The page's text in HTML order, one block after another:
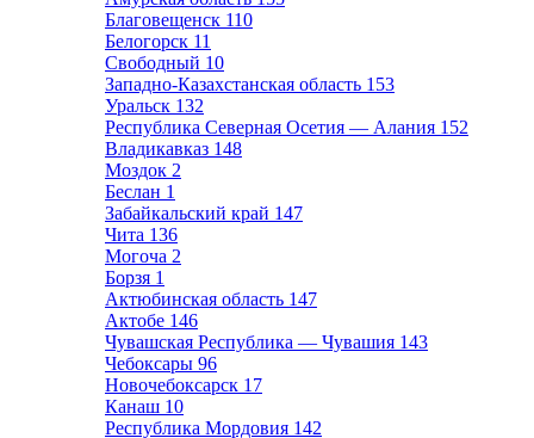
Благовещенск 110
Белогорск 11
Свободный 10
Западно-Казахстанская область 153
Уральск 132
Республика Северная Осетия — Алания 152
Владикавказ 148
Моздок 2
Беслан 1
Забайкальский край 147
Чита 136
Могоча 2
Борзя 1
Актюбинская область 147
Актобе 146
Чувашская Республика — Чувашия 143
Чебоксары 96
Новочебоксарск 17
Канаш 10
Республика Мордовия 142